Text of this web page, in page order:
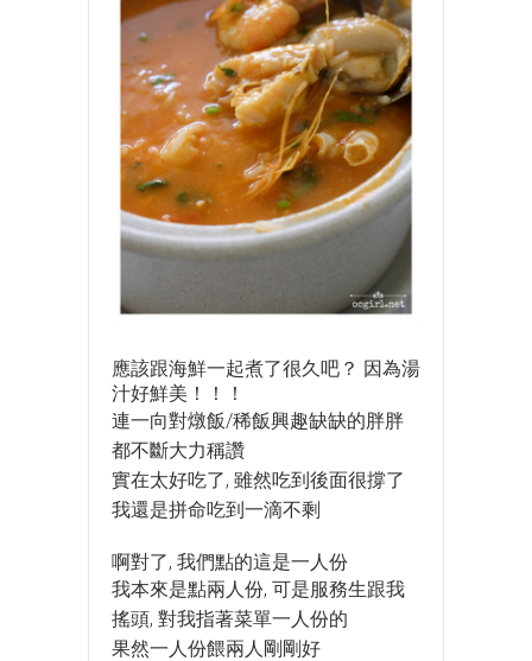
應該跟海鮮一起煮了很久吧？ 因為湯
汁好鮮美！！！
連一向對燉飯/稀飯興趣缺缺的胖胖
都不斷大力稱讚
實在太好吃了, 雖然吃到後面很撐了
我還是拼命吃到一滴不剩
啊對了, 我們點的這是一人份
我本來是點兩人份, 可是服務生跟我
搖頭, 對我指著菜單一人份的
果然一人份餵兩人剛剛好